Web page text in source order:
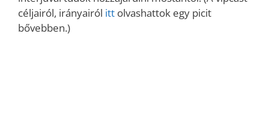
céljairól, irányairól itt olvashattok egy picit
bővebben.)